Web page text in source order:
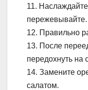
11.
пережевывайте.
12. Правильно
13. После
передохнуть на
14. Замените
салатом.